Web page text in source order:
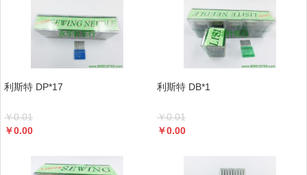
利斯特 DP*17
￥0.01
￥0.00
利斯特 DB*1
￥0.01
￥0.00